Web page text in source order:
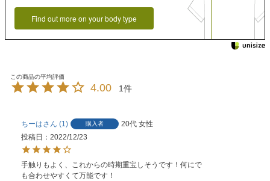
Find out more on your body type
4.00 1
ちーは 1 購入者 20代 女性
投稿日
2022/12/23
手触りもよく、これからの時期重宝しそうです！何にで
も合わせやすくて万能です！